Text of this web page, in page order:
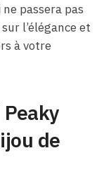
passera pas
l’élégance et
à votre
de